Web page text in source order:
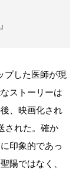
プした医師が現
ストーリーは
、映画化され
された。確か
印象的であっ
陽ではなく、